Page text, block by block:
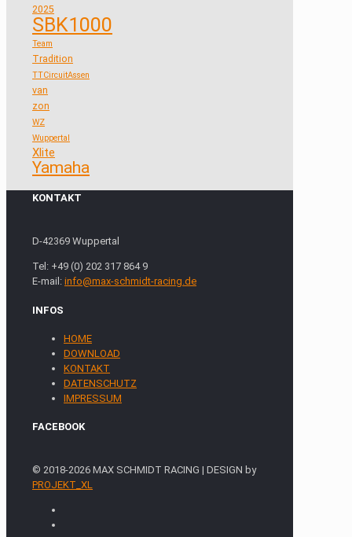
2025
SBK1000
Team
Tradition
TTCircuitAssen
van
zon
WZ
Wuppertal
Xlite
Yamaha
KONTAKT
D-42369 Wuppertal
Tel: +49 (0) 202 317 864 9
E-mail: info@max-schmidt-racing.de
INFOS
HOME
DOWNLOAD
KONTAKT
DATENSCHUTZ
IMPRESSUM
FACEBOOK
© 2018-2026 MAX SCHMIDT RACING | DESIGN by
PROJEKT_XL